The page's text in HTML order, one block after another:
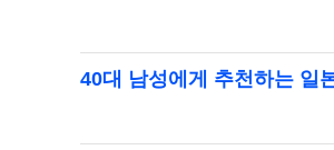
40대 남성에게 추천하는 일